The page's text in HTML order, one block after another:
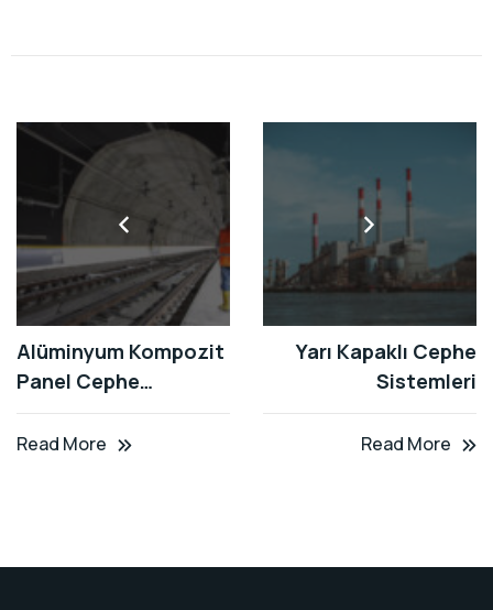
Alüminyum Kompozit
Panel Cephe
Sistemler
Read More
Yarı Kapaklı Cephe
Sistemleri
Read More